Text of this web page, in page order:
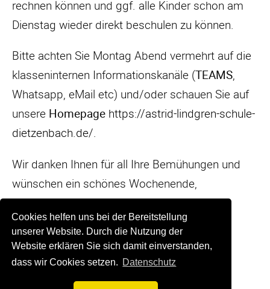
Cookies helfen uns bei der Bereitstellung
unserer Website. Durch die Nutzung der
Website erklären Sie sich damit einverstanden,
dass wir Cookies setzen. Datenschutz
rechnen können und ggf. alle Kinder schon am
Dienstag wieder direkt beschulen zu können.
Bitte achten Sie Montag Abend vermehrt auf die
klasseninternen Informationskanäle (TEAMS,
Whatsapp, eMail etc) und/oder schauen Sie auf
unsere Homepage https://astrid-lindgren-schule-
dietzenbach.de/.
Wir danken Ihnen für all Ihre Bemühungen und
wünschen ein schönes Wochenende,
Ihr Team der ALS
Zurück